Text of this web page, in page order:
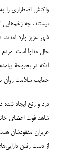
واکنش اضطراری را
نیستند، چه
شهر عزیز وارد
حال مداوا است،
آنکه در بحبوحۀ
حمایت سلامت روان
درد و رنج ایجاد شده
شاهد فوت اعضای
عزیزان مفقودشان
از دست رفتن